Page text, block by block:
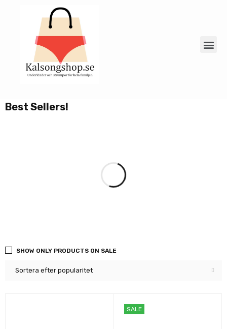
Best Sellers!
Sortera efter popularitet
SHOW ONLY PRODUCTS ON SALE
SALE